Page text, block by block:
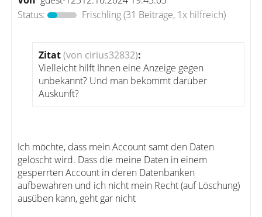
Status:
Frischling(31 Beiträge, 1x hilfreich)
Zitat(von cirius32832):
Vielleicht hilft Ihnen eine Anzeige gegen
unbekannt? Und man bekommt darüber
Auskunft?
Ich möchte, dass mein Account samt den Daten
gelöscht wird. Dass die meine Daten in einem
gesperrten Account in deren Datenbanken
aufbewahren und ich nicht mein Recht (auf Löschung)
ausüben kann, geht gar nicht